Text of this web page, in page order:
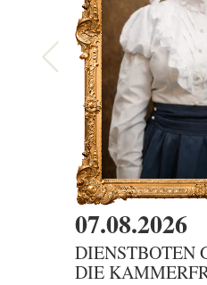
07.08.2026
DIENSTBOTEN
DIE